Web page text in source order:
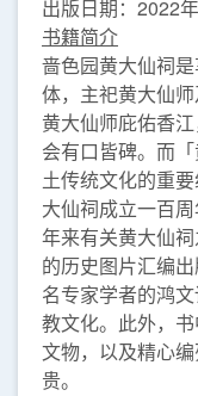
出版日期：2022
书籍简介
啬色园黄大仙祠
体，主祀黄大仙
黄大仙师庇佑香
会有口皆碑。而
土传统文化的重
大仙祠成立一百
年来有关黄大仙
的历史图片汇编
名专家学者的鸿
教文化。此外，
文物，以及精心
贵。